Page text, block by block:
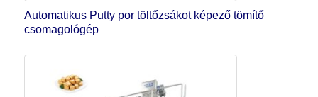
Automatikus Putty por töltőzsákot képező tömítő
csomagológép